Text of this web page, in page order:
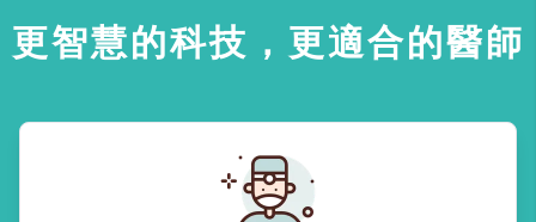
更智慧的科技，更適合的醫師